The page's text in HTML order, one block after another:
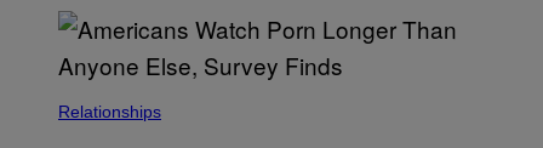
O
R
I
/
Relationships